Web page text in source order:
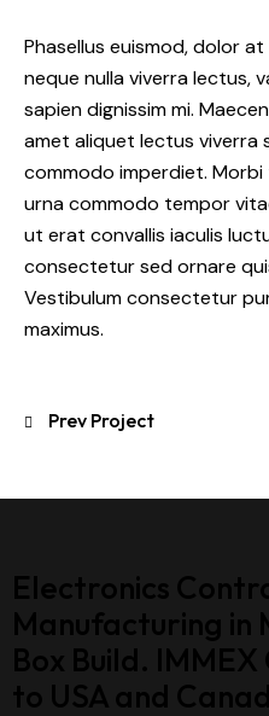
Phasellus euismod, dolor
neque nulla viverra lectus,
sapien dignissim mi.
amet aliquet lectus viverra
commodo imperdiet.
urna commodo tempor
ut erat convallis iaculis
consectetur sed ornare
Vestibulum consectetur
maximus.
Prev Project
Electronics
Manufacturing in
Box Build.
to USA and